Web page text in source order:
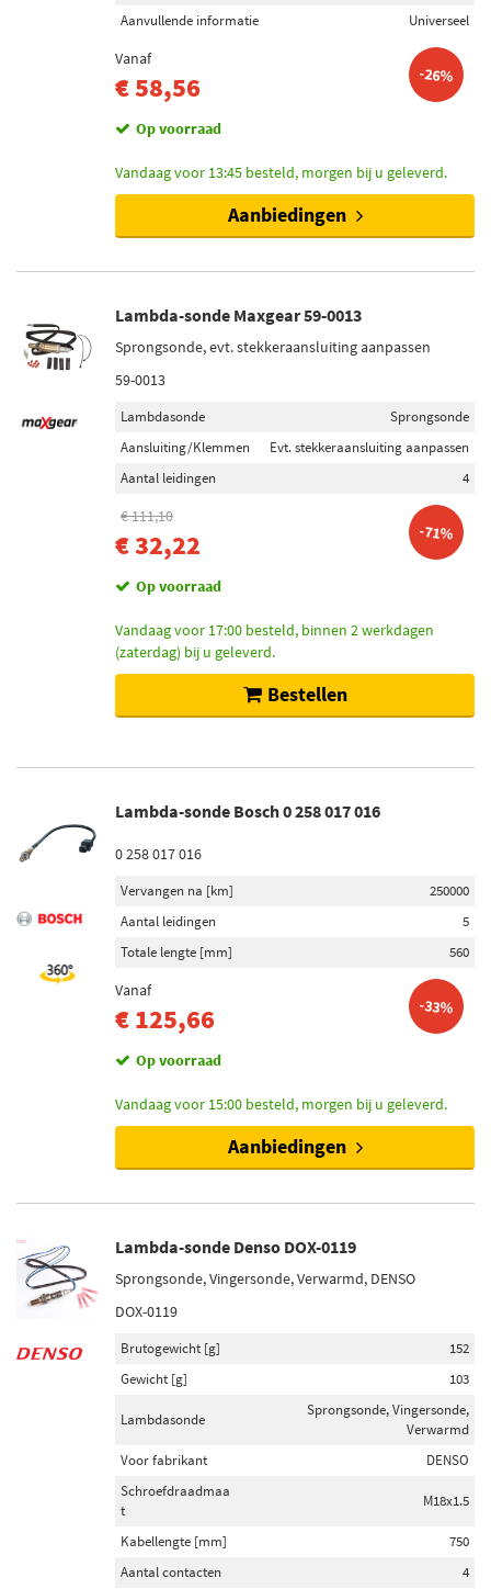
Aanvullende informatie
Universeel
Vanaf
€ 58,56 -26%
Op voorraad
Vandaag voor 13:45 besteld, morgen bij u geleverd.
Aanbiedingen
Lambda-sonde Maxgear 59-0013
Sprongsonde, evt. stekkeraansluiting aanpassen
59-0013
Lambdasonde
Sprongsonde
Aansluiting/Klemmen
Evt. stekkeraansluiting aanpassen
Aantal leidingen
4
€ 111,10
€ 32,22 -71%
Op voorraad
Vandaag voor 17:00 besteld, binnen 2 werkdagen
(zaterdag) bij u geleverd.
Bestellen
Lambda-sonde Bosch 0 258 017 016
0 258 017 016
Vervangen na [km]
250000
Aantal leidingen
5
Totale lengte [mm]
560
Vanaf
€ 125,66 -33%
Op voorraad
Vandaag voor 15:00 besteld, morgen bij u geleverd.
Aanbiedingen
Lambda-sonde Denso DOX-0119
Sprongsonde, Vingersonde, Verwarmd, DENSO
DOX-0119
Brutogewicht [g]
152
Gewicht [g]
103
Lambdasonde
Sprongsonde, Vingersonde,
Verwarmd
Voor fabrikant
DENSO
Schroefdraadmaa
t
M18x1.5
Kabellengte [mm]
750
Aantal contacten
4